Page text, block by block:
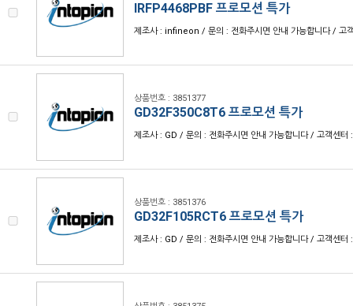
IRFP4468PBF 프로모션 특가
제조사 : infineon / 문의 : 전화주시면 안내 가능합니다 / 고
상품번호 : 3851377
GD32F350C8T6 프로모션 특가
제조사 : GD / 문의 : 전화주시면 안내 가능합니다 / 고객센터
상품번호 : 3851376
GD32F105RCT6 프로모션 특가
제조사 : GD / 문의 : 전화주시면 안내 가능합니다 / 고객센터